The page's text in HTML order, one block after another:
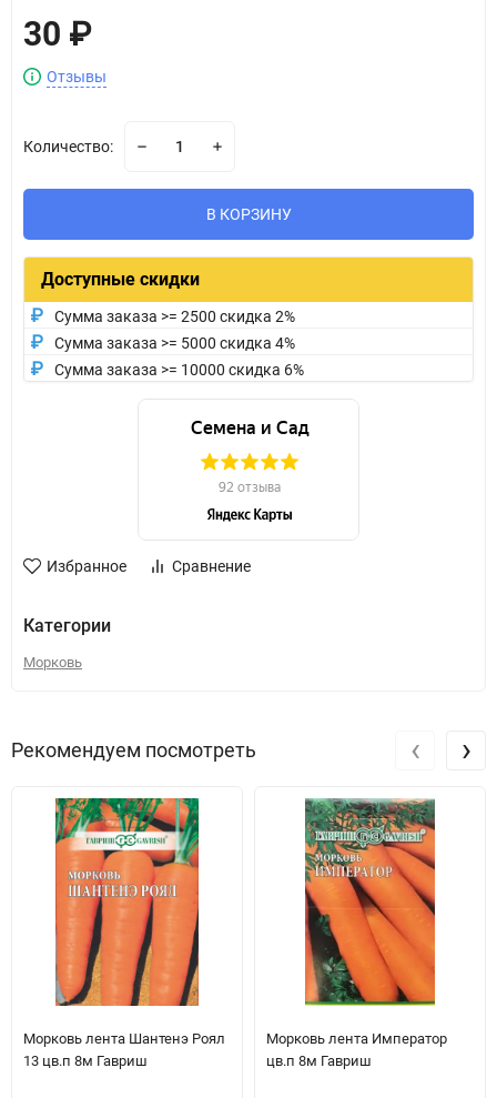
30 ₽
Отзывы
Количество:
В КОРЗИНУ
Доступные скидки
Сумма заказа >= 2500 скидка 2%
Сумма заказа >= 5000 скидка 4%
Сумма заказа >= 10000 скидка 6%
Избранное Сравнение
Категории
Морковь
Рекомендуем посмотреть
Морковь лента Шантенэ Роял
13 цв.п 8м Гавриш
Морковь лента Император
цв.п 8м Гавриш
‹ ›